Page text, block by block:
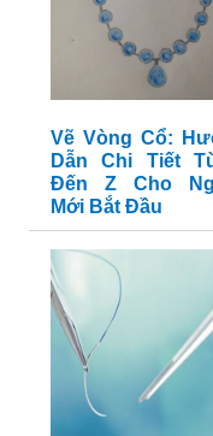
Vẽ Vòng Cổ:
Dẫn Chi Tiết
Đến Z Cho
Mới Bắt Đầu